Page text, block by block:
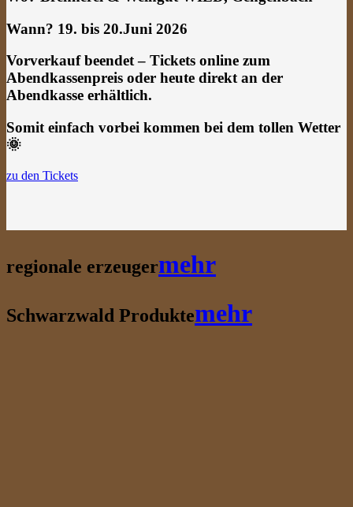
Wann? 19. bis 20.Juni 2026
Vorverkauf beendet – Tickets online zum
Abendkassenpreis oder heute direkt an der
Abendkasse erhältlich.
Somit einfach vorbei kommen bei dem tollen Wetter
🌞
zu den Tickets
regionale erzeugermehr
Schwarzwald Produktemehr